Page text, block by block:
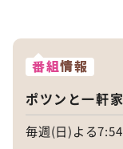
番組情報
ポツンと一軒家
毎週(日)よる7:54